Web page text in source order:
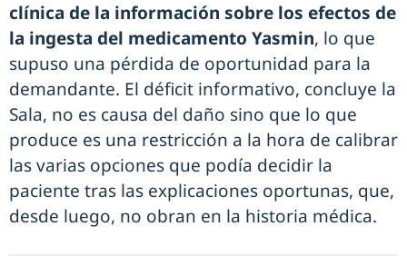
clínica de la información sobre los efectos de
la ingesta del medicamento Yasmin, lo que
supuso una pérdida de oportunidad para la
demandante. El déficit informativo, concluye la
Sala, no es causa del daño sino que lo que
produce es una restricción a la hora de calibrar
las varias opciones que podía decidir la
paciente tras las explicaciones oportunas, que,
desde luego, no obran en la historia médica.